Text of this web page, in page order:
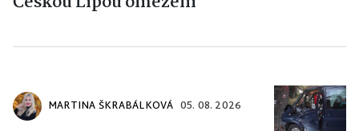
MARTINA ŠKRABÁLKOVÁ 05. 08. 2026